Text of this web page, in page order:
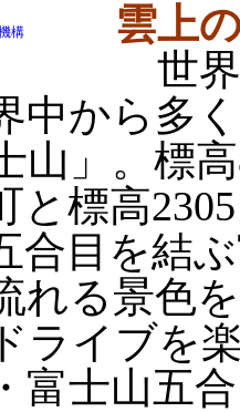
構
雲上
世界
中から多
山」。標
と標高
合目を結
れる景色
ライブを
富士山五